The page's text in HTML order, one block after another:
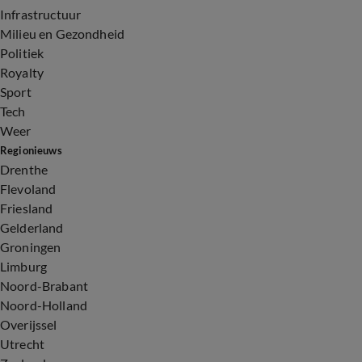
Infrastructuur
Milieu en Gezondheid
Politiek
Royalty
Sport
Tech
Weer
Regionieuws
Drenthe
Flevoland
Friesland
Gelderland
Groningen
Limburg
Noord-Brabant
Noord-Holland
Overijssel
Utrecht